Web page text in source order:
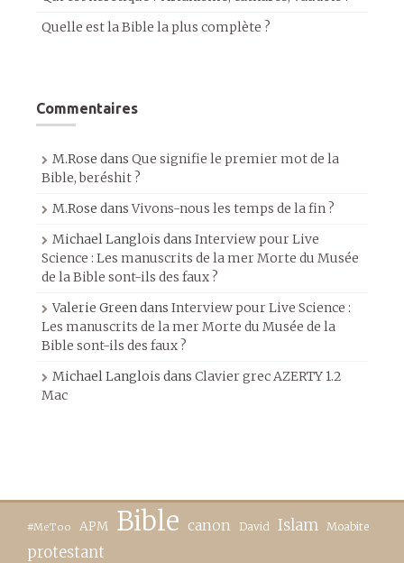
Quelle est la Bible la plus complète ?
Commentaires
M.Rose dans Que signifie le premier mot de la
Bible, beréshit ?
M.Rose dansVivons-nous les temps de la fin ?
Michael Langlois dans Interview pour Live
Science : Les manuscrits de la mer Morte du Musée
de la Bible sont-ils des faux ?
Valerie Greendans Interview pour Live Science :
Les manuscrits de la mer Morte du Musée de la
Bible sont-ils des faux ?
Michael Langlois dans Clavier grec AZERTY 1.2
Mac
#MeToo APM Bible canon David Islam Moabite
protestant